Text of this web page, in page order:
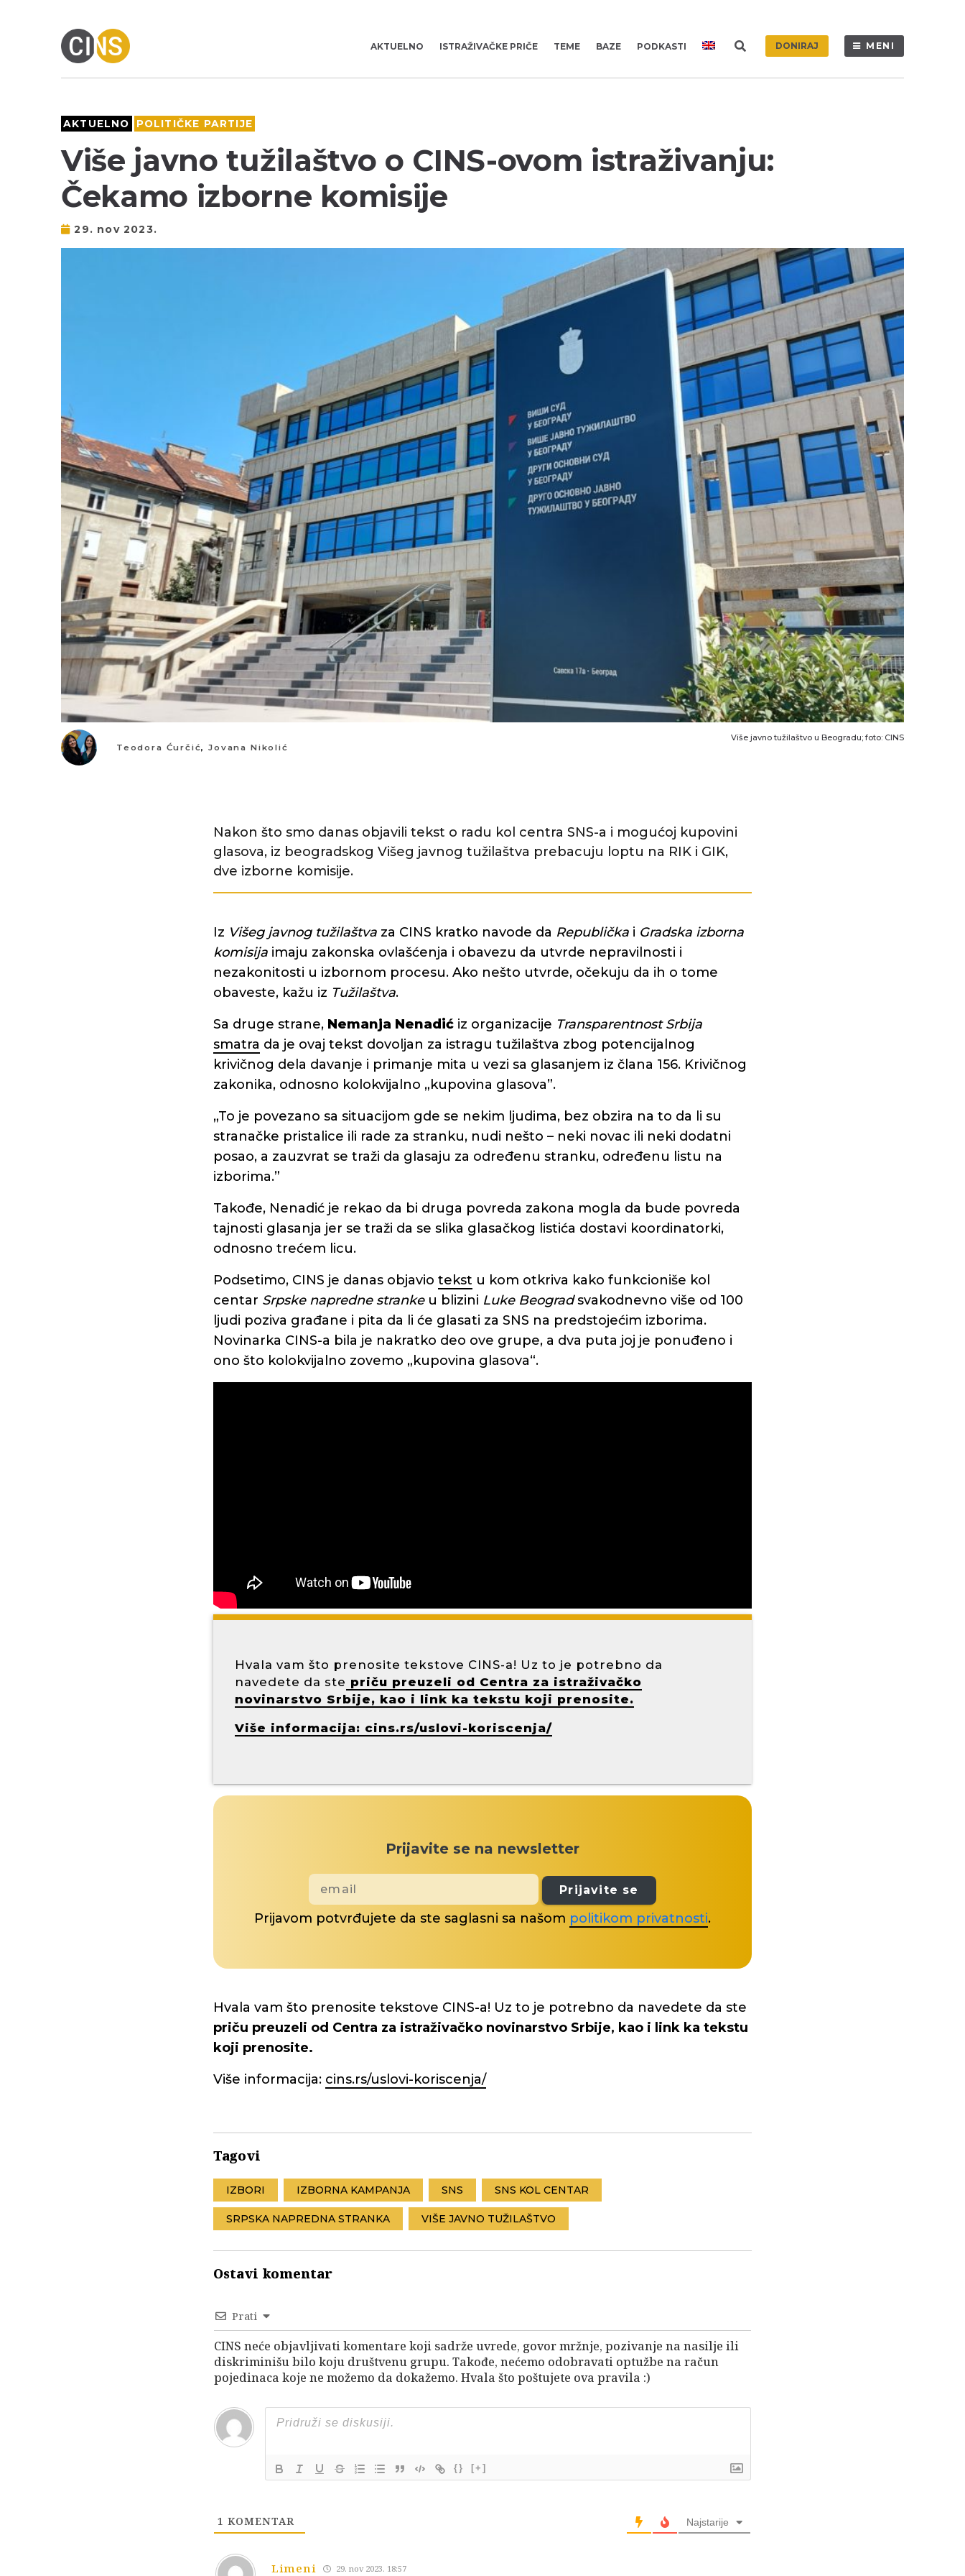
AKTUELNO ISTRAŽIVAČKE PRIČE TEME BAZE PODKASTI DONIRAJ MENI
AKTUELNO POLITIČKE PARTIJE
Više javno tužilaštvo o CINS-ovom istraživanju:
Čekamo izborne komisije
29. nov 2023.
Teodora Ćurčić,Jovana Nikolić
Više javno tužilaštvo u Beogradu; foto: CINS
Nakon što smo danas objavili tekst o radu kol centra SNS-a i mogućoj kupovini
glasova, iz beogradskog Višeg javnog tužilaštva prebacuju loptu na RIK i GIK,
dve izborne komisije.
Iz Višeg javnog tužilaštva za CINS kratko navode da Republička i Gradska izborna
komisija imaju zakonska ovlašćenja i obavezu da utvrde nepravilnosti i
nezakonitosti u izbornom procesu. Ako nešto utvrde, očekuju da ih o tome
obaveste, kažu iz Tužilaštva.
Sa druge strane, Nemanja Nenadić iz organizacije Transparentnost Srbija
smatra da je ovaj tekst dovoljan za istragu tužilaštva zbog potencijalnog
krivičnog dela davanje i primanje mita u vezi sa glasanjem iz člana 156. Krivičnog
zakonika, odnosno kolokvijalno „kupovina glasova”.
„To je povezano sa situacijom gde se nekim ljudima, bez obzira na to da li su
stranačke pristalice ili rade za stranku, nudi nešto – neki novac ili neki dodatni
posao, a zauzvrat se traži da glasaju za određenu stranku, određenu listu na
izborima.”
Takođe, Nenadić je rekao da bi druga povreda zakona mogla da bude povreda
tajnosti glasanja jer se traži da se slika glasačkog listića dostavi koordinatorki,
odnosno trećem licu.
Podsetimo, CINS je danas objavio tekst u kom otkriva kako funkcioniše kol
centar Srpske napredne strankeu blizini Luke Beogradsvakodnevno više od 100
ljudi poziva građane i pita da li će glasati za SNS na predstojećim izborima.
Novinarka CINS-a bila je nakratko deo ove grupe, a dva puta joj je ponuđeno i
ono što kolokvijalno zovemo „kupovina glasova“.
Hvala vam što prenosite tekstove CINS-a! Uz to je potrebno da
navedete da ste priču preuzeli od Centra za istraživačko
novinarstvo Srbije, kao i link ka tekstu koji prenosite.
Više informacija: cins.rs/uslovi-koriscenja/
Prijavite se na newsletter
Prijavite se
Prijavom potvrđujete da ste saglasni sa našom politikom privatnosti.
Hvala vam što prenosite tekstove CINS-a! Uz to je potrebno da navedete da ste
priču preuzeli od Centra za istraživačko novinarstvo Srbije, kao i link ka tekstu
koji prenosite.
Više informacija: cins.rs/uslovi-koriscenja/
Tagovi
IZBORI IZBORNA KAMPANJA SNS SNS KOL CENTAR
SRPSKA NAPREDNA STRANKA VIŠE JAVNO TUŽILAŠTVO
Ostavi komentar
Prati
CINS neće objavljivati komentare koji sadrže uvrede, govor mržnje, pozivanje na nasilje ili
diskriminišu bilo koju društvenu grupu. Takođe, nećemo odobravati optužbe na račun
pojedinaca koje ne možemo da dokažemo. Hvala što poštujete ova pravila :)
{} [+]
1 KOMENTAR Najstarije
Limeni 29. nov 2023. 18:57